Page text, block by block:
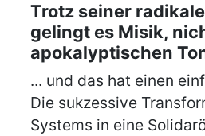
Trotz seiner
gelingt es Misik,
apokalyptischen
... und das hat einen
Die sukzessive
Systems in eine